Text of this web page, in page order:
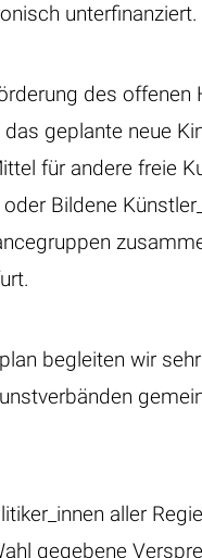
unterfinanziert.
des offenen
geplante neue
für andere freie
Bildene
begleiten wir
aller
gegebene